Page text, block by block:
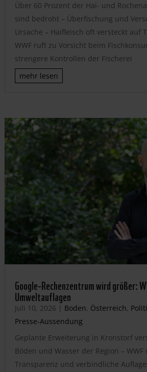
Über 60 Prozent der Hai- und
sind bedroht – Überfischung und
Ursache – Haifleisch oft versteckt auf
WWF ruft zu Vorsicht beim
strengere Kontrollen der Fischerei
mehr lesen
Google-Rechenzentrum wird größer:
Umweltauflagen
Juli 10, 2026 | Boden, Österreich,
Presse-Aussendung
Geplante Erweiterung in Kronstorf
Böden und Wasser der Region –
Transparenz und verbindliche